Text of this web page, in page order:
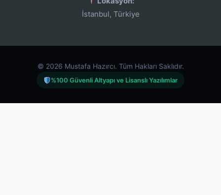
İstanbul, Türkiye
© 2026 Mustafa Hazırcı. Tüm Hakları Saklıdır.
%100 Güvenli Altyapı ve Lisanslı Yazılımlar